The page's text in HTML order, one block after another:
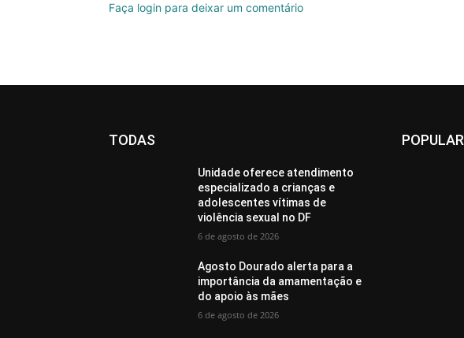
Faça login para deixar um comentário
TODAS
Unidade oferece atendimento
especializado a crianças e
adolescentes vítimas de
violência sexual no DF
6 de agosto de 2026
Agosto Dourado alerta para a
importância da amamentação e
do apoio às mães
6 de agosto de 2026
POPULAR